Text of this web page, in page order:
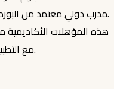
مدرب دولي معتمد من البورد الأمريكي / الجامعة الكندية الأمريكية.
هذه المؤهلات الأكاديمية
مع التطبيقات العملية في بيئات الطفولة المبكرة.